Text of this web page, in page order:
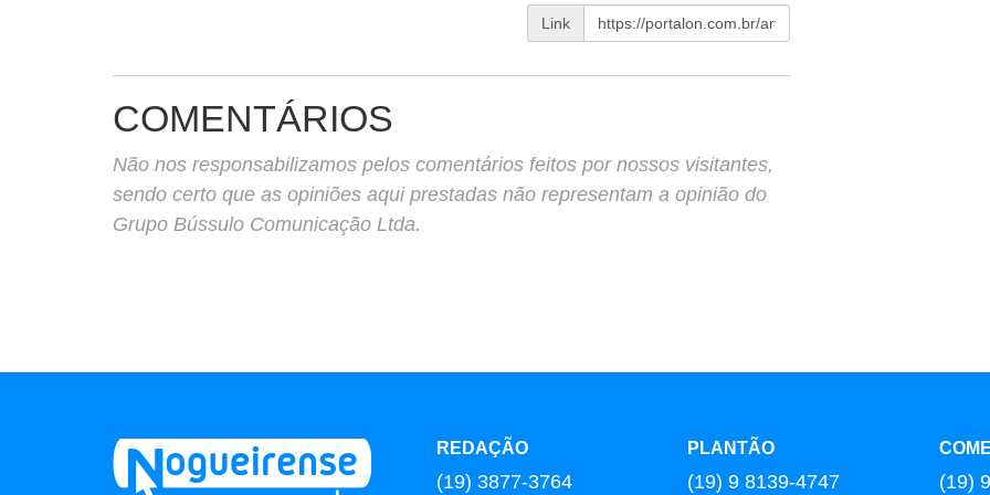
Link
COMENTÁRIOS
Não nos responsabilizamos pelos comentários feitos por nossos visitantes,
sendo certo que as opiniões aqui prestadas não representam a opinião do
Grupo Bússulo Comunicação Ltda.
REDAÇÃO
(19) 3877-3764
PLANTÃO
(19) 9 8139-4747 (19)